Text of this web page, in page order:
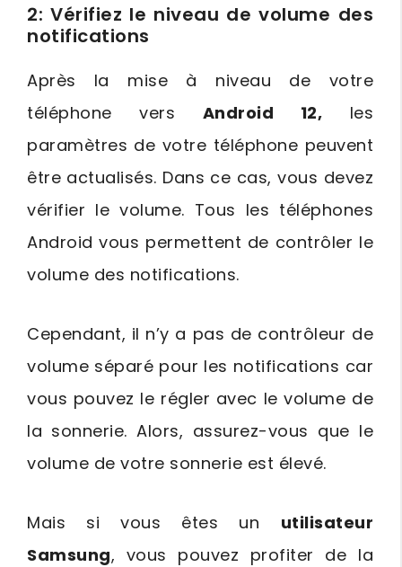
2: Vérifiez le niveau de volume des
notifications
Après la mise à niveau de votre
téléphone vers Android 12, les
paramètres de votre téléphone peuvent
être actualisés. Dans ce cas, vous devez
vérifier le volume. Tous les téléphones
Android vous permettent de contrôler le
volume des notifications.
Cependant, il n’y a pas de contrôleur de
volume séparé pour les notifications car
vous pouvez le régler avec le volume de
la sonnerie. Alors, assurez-vous que le
volume de votre sonnerie est élevé.
Mais si vous êtes un utilisateur
Samsung, vous pouvez profiter de la